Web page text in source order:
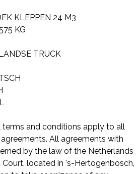
KLEPPEN 24 M3
KG
TRUCK
terms and conditions apply to all
All agreements with
by the law of the Netherlands
located in 's-Hertogenbosch,